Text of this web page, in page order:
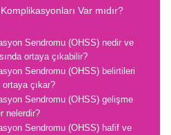
Var mıdır?
Sendromu (OHSS) nedir ve
ortaya çıkabilir?
Sendromu (OHSS) belirtileri
çıkar?
Sendromu (OHSS) gelişme
nelerdir?
Sendromu (OHSS) hafif ve